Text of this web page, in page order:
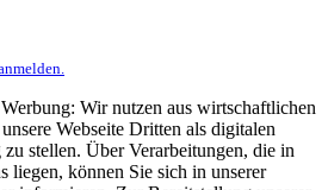
Wir nutzen aus wirtschaftlichen
Webseite Dritten als digitalen
stellen. Über Verarbeitungen, die in
liegen, können Sie sich in unserer